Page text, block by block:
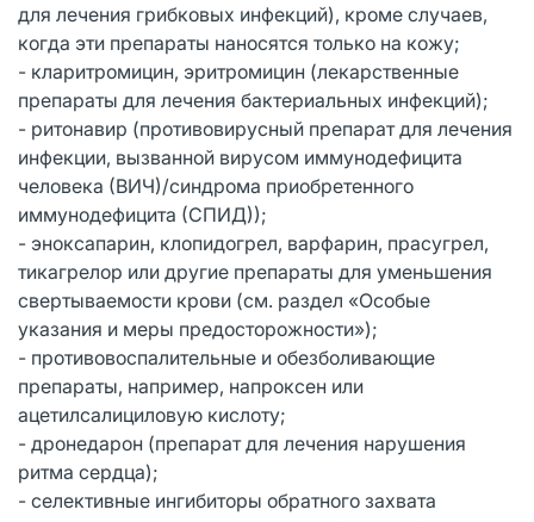
для лечения грибковых инфекций), кроме случаев,
когда эти препараты наносятся только на кожу;
- кларитромицин, эритромицин (лекарственные
препараты для лечения бактериальных инфекций);
- ритонавир (противовирусный препарат для лечения
инфекции, вызванной вирусом иммунодефицита
человека (ВИЧ)/синдрома приобретенного
иммунодефицита (СПИД));
- эноксапарин, клопидогрел, варфарин, прасугрел,
тикагрелор или другие препараты для уменьшения
свертываемости крови (см. раздел «Особые
указания и меры предосторожности»);
- противовоспалительные и обезболивающие
препараты, например, напроксен или
ацетилсалициловую кислоту;
- дронедарон (препарат для лечения нарушения
ритма сердца);
- селективные ингибиторы обратного захвата